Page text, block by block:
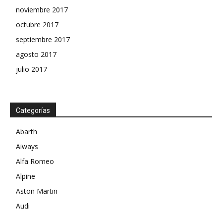
noviembre 2017
octubre 2017
septiembre 2017
agosto 2017
julio 2017
Categorías
Abarth
Aiways
Alfa Romeo
Alpine
Aston Martin
Audi